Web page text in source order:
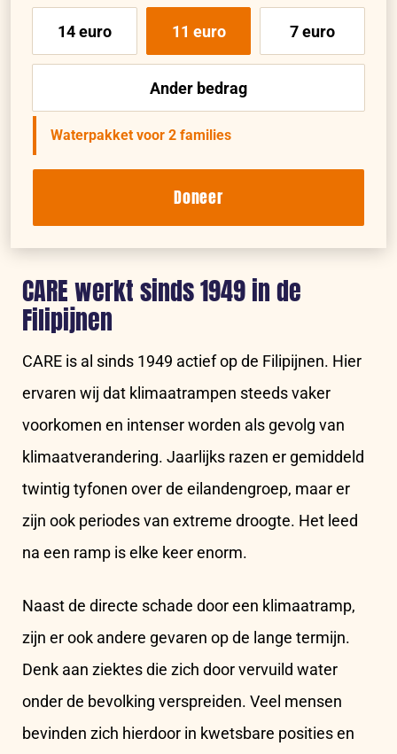
14 euro 11 euro 7 euro
Ander bedrag
Waterpakket voor 2 families
Doneer
CARE werkt sinds 1949 in de
Filipijnen
CARE is al sinds 1949 actief op de Filipijnen. Hier
ervaren wij dat klimaatrampen steeds vaker
voorkomen en intenser worden als gevolg van
klimaatverandering. Jaarlijks razen er gemiddeld
twintig tyfonen over de eilandengroep, maar er
zijn ook periodes van extreme droogte. Het leed
na een ramp is elke keer enorm.
Naast de directe schade door een klimaatramp,
zijn er ook andere gevaren op de lange termijn.
Denk aan ziektes die zich door vervuild water
onder de bevolking verspreiden. Veel mensen
bevinden zich hierdoor in kwetsbare posities en